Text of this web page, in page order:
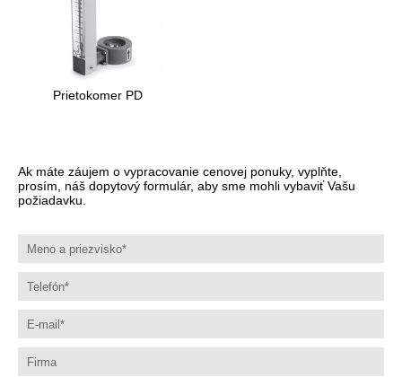
Prietokomer PD
Ak máte záujem o vypracovanie cenovej ponuky, vyplňte,
prosím, náš dopytový formulár, aby sme mohli vybaviť Vašu
požiadavku.